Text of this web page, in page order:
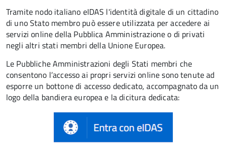
Tramite nodo italiano eIDAS l'identità digitale di un cittadino
di uno Stato membro può essere utilizzata per accedere ai
servizi online della Pubblica Amministrazione o di privati
negli altri stati membri della Unione Europea.
Le Pubbliche Amministrazioni degli Stati membri che
consentono l’accesso ai propri servizi online sono tenute ad
esporre un bottone di accesso dedicato, accompagnato da un
logo della bandiera europea e la dicitura dedicata: